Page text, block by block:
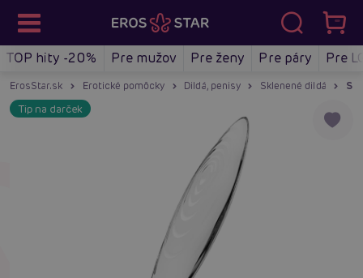
TOP hity -20% Pre mužov Pre ženy Pre páry Pre
ErosStar.sk Erotické pomôcky Dildá, penisy Sklenené dildá
Tip na darček